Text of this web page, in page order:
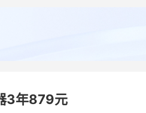
3年879元